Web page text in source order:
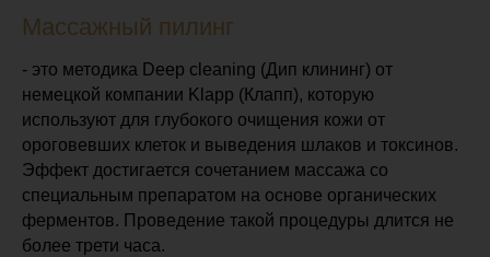
Массажный пилинг
- это методика Deep cleaning (Дип клининг) от
немецкой компании Klapp (Клапп), которую
используют для глубокого очищения кожи от
ороговевших клеток и выведения шлаков и токсинов.
Эффект достигается сочетанием массажа со
специальным препаратом на основе органических
ферментов. Проведение такой процедуры длится не
более трети часа.